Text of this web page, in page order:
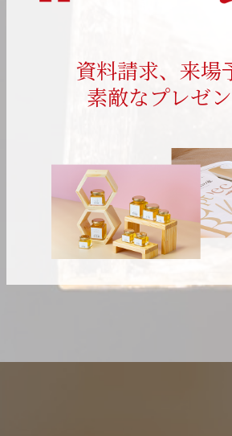
資料請求、来場
素敵なプレゼン